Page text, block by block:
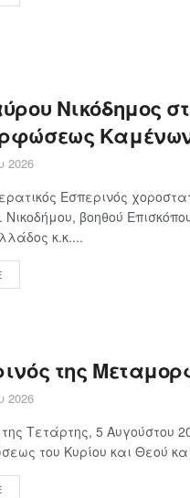
Νικόδημος
2026
Εσπερινός
Νικοδήμου, βοηθού
κ.κ....
της
2026
Τετάρτης, 5 Αυγούστου
του Κυρίου και Θεού